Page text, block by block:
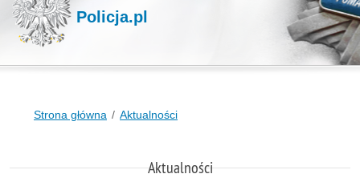
Policja.pl
Strona główna Aktualności
Aktualności